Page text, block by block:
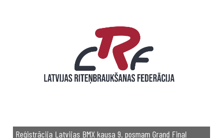
Reģistrācija Latvijas BMX kausa 9. posmam Grand Final